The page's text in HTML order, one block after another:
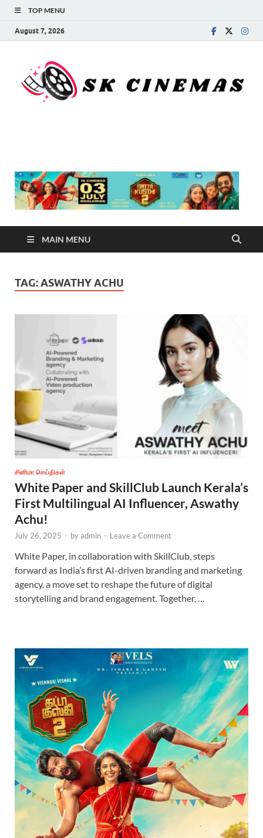
TOP MENU
August 7, 2026
MAIN MENU
TAG:ASWATHY ACHU
சினிமா செய்திகள்
White Paper and SkillClub Launch Kerala’s
First Multilingual AI Influencer, Aswathy
Achu!
July 26, 2025 - byadmin - Leave a Comment
White Paper, in collaboration with SkillClub, steps
forward as India’s first AI-driven branding and marketing
agency, a move set to reshape the future of digital
storytelling and brand engagement. Together, …